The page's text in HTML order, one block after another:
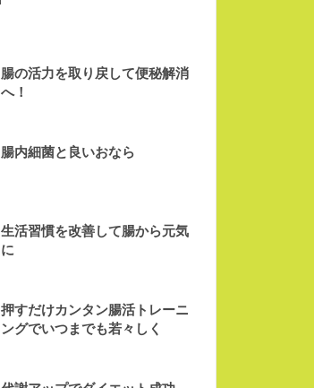
腸の活力を取り戻して便秘解消
へ！
腸内細菌と良いおなら
生活習慣を改善して腸から元気
に
押すだけカンタン腸活トレーニ
ングでいつまでも若々しく